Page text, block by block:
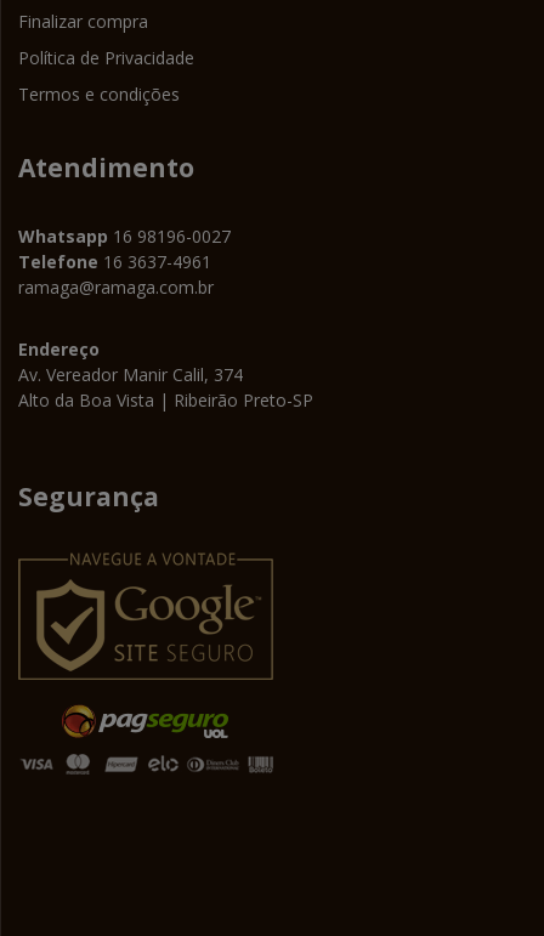
Finalizar compra
Política de Privacidade
Termos e condições
Atendimento
Whatsapp 16 98196-0027
Telefone 16 3637-4961
ramaga@ramaga.com.br
Endereço
Av. Vereador Manir Calil, 374
Alto da Boa Vista | Ribeirão Preto-SP
Segurança